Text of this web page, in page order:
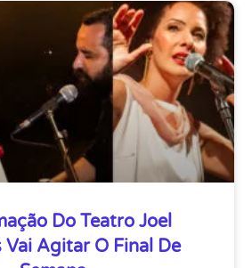
Do Teatro Joel
Vai Agitar O Final De